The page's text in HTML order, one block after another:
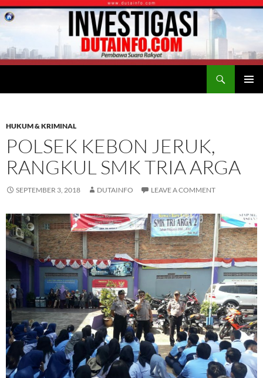
HUKUM & KRIMINAL
POLSEK KEBON JERUK,
RANGKUL SMK TRIA ARGA
SEPTEMBER 3, 2018 DUTAINFO LEAVE A COMMENT